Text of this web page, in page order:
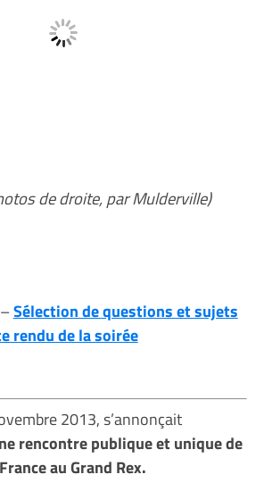
de droite, par Mulderville)
–Sélection de questions et sujets
rendu de la soirée
2013, s’annonçait
rencontre publique et unique de
au Grand Rex.